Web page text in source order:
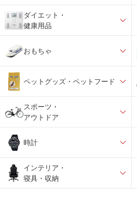
ダイエット・
健康用品
おもちゃ
ペットグッズ・ペットフード
スポーツ・
アウトドア
時計
インテリア・
寝具・収納